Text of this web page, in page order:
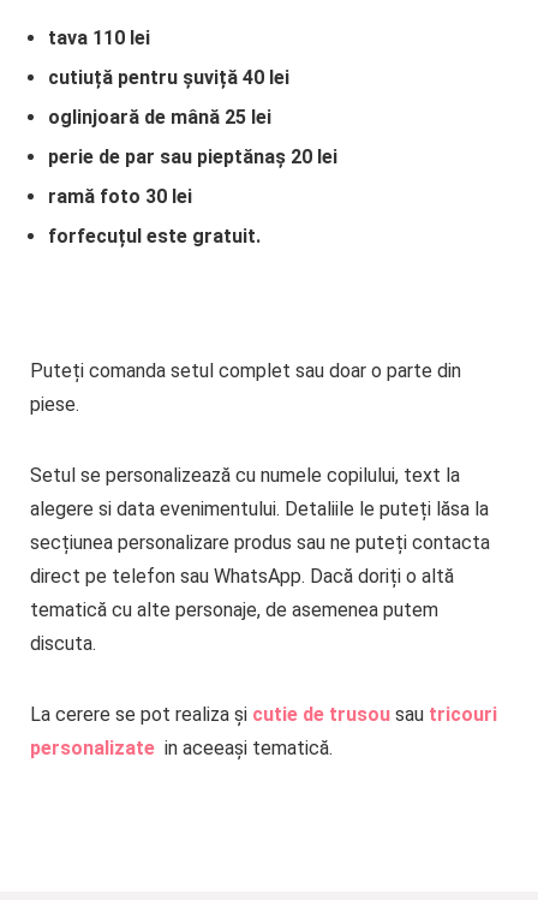
tava 110 lei
cutiuță pentru șuviță 40 lei
oglinjoară de mână 25 lei
perie de par sau pieptănaș 20 lei
ramă foto 30 lei
forfecuțul este gratuit.
Puteți comanda setul complet sau doar o parte din
piese.
Setul se personalizează cu numele copilului, text la
alegere si data evenimentului. Detaliile le puteți lăsa la
secțiunea personalizare produs sau ne puteți contacta
direct pe telefon sau WhatsApp. Dacă doriți o altă
tematică cu alte personaje, de asemenea putem
discuta.
La cerere se pot realiza șicutie de trusousau tricouri
personalizate in aceeași tematică.